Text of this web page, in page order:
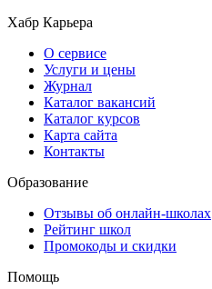
Хабр Карьера
О сервисе
Услуги и цены
Журнал
Каталог вакансий
Каталог курсов
Карта сайта
Контакты
Образование
Отзывы об онлайн-школах
Рейтинг школ
Промокоды и скидки
Помощь